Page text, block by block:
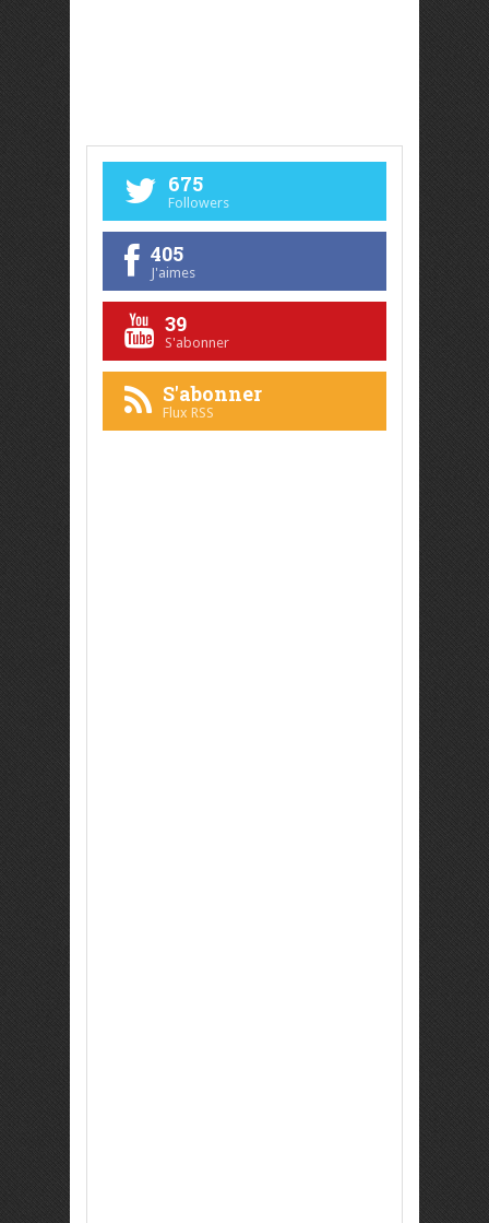
675
Followers
405
J'aimes
39
S'abonner
S'abonner
Flux RSS